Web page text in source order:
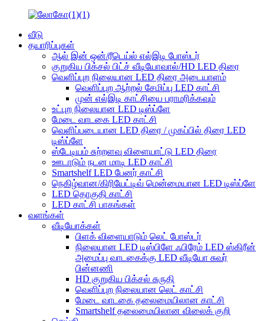
வீடு
தயாரிப்புகள்
ஆல் இன் ஒன்/ரீடெய்ல் எல்இடி போஸ்டர்
குறுகிய பிக்சல் பிட்ச் வீடியோவால்/HD LED திரை
வெளிப்புற நிலையான LED திரை அடையாளம்
வெளிப்புற ஆற்றல் சேமிப்பு LED காட்சி
முன் எல்இடி காட்சியை பராமரிக்கவும்
உட்புற நிலையான LED டிஸ்ப்ளே
மேடை வாடகை LED காட்சி
வெளிப்படையான LED திரை / முகப்பில் திரை LED
டிஸ்ப்ளே
ஸ்டேடியம் சுற்றளவு விளையாட்டு LED திரை
ஊடாடும் நடன மாடி LED காட்சி
Smartshelf LED பேனர் காட்சி
நெகிழ்வான/கிரியேட்டிவ் மென்மையான LED டிஸ்ப்ளே
LED தொகுதி காட்சி
LED காட்சி பாகங்கள்
வளங்கள்
வீடியோக்கள்
பிளக் விளையாடும் லெட் போஸ்டர்
நிலையான LED டிஸ்பிளே ஃபிரேம் LED ஸ்கிரீன்
அமைப்பு வாடகைக்கு LED வீடியோ சுவர்
பின்னணி
HD குறுகிய பிக்சல் சுருதி
வெளிப்புற நிலையான லெட் காட்சி
மேடை வாடகை தலைமையிலான காட்சி
Smartshelf தலைமையிலான விலைக் குறி